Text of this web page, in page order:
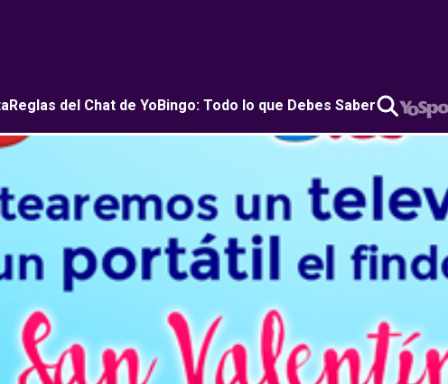
Reglas del Chat de YoBingo: Todo lo que Debes Saber